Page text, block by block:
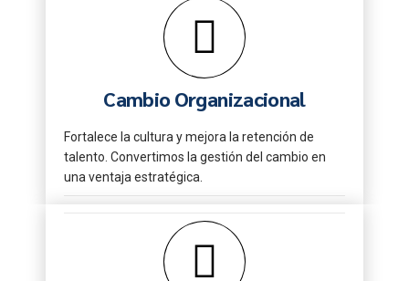
Cambio Organizacional
Fortalece la cultura y mejora la retención de
talento. Convertimos la gestión del cambio en
una ventaja estratégica.